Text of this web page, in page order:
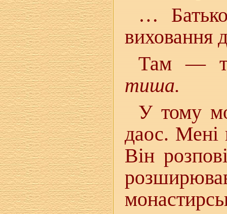
…
виховання
Там —
тиша.
У тому
даос. Мені
Він